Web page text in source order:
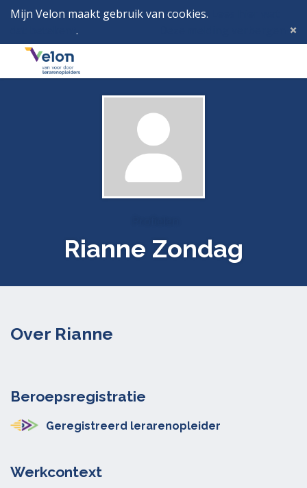
Mijn Velon maakt gebruik van cookies.
.
Menu
Rianne Zondag
Over Rianne
Beroepsregistratie
Geregistreerd lerarenopleider
Werkcontext